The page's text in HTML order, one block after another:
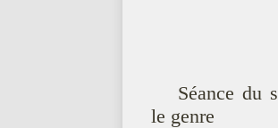
Séance du
le genre